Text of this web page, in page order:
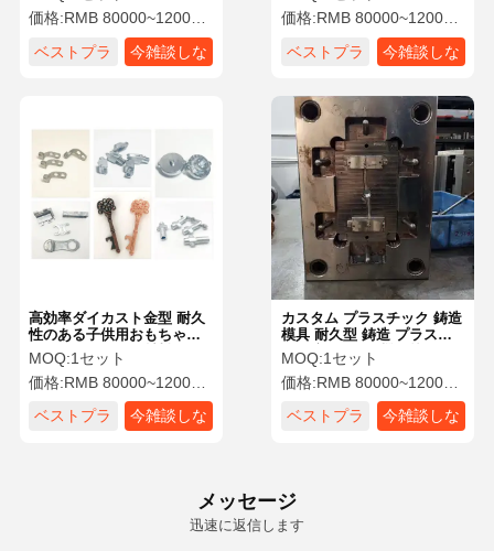
価格:RMB 80000~120000/Piece
ベストプラ
今雑談しな
価格:RMB 80000~120000/Piece
ベストプラ
今雑談しな
高効率ダイカスト金型 耐久
性のある子供用おもちゃの
ボディフレーム用材料
MOQ:1セット
価格:RMB 80000~120000/Piece
ベストプラ
今雑談しな
カスタム プラスチック 鋳造
模具 耐久型 鋳造 プラスチ
ック 部品 玩具 機体枠
MOQ:1セット
価格:RMB 80000~120000/Piece
ベストプラ
今雑談しな
メッセージ
迅速に返信します